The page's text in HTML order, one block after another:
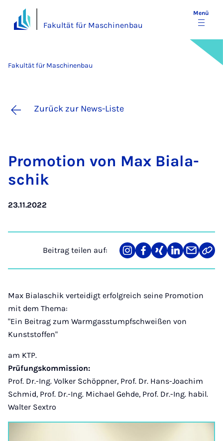
Fakultät für Maschinenbau
Menü
Fakultät für Maschinenbau
Zurück zur News-Liste
Pro­mo­ti­on von Max Bi­a­l­a­
schik
23.11.2022
Beitrag teilen auf:
Teilen
auf
Teilen
auf
Teilen
auf
Teilen
auf
Teilen
über
Mail
Link
Max Bialaschik verteidigt erfolgreich seine Promotion
mit dem Thema:
"Ein Beitrag zum Warmgasstumpfschweißen von
Kunststoffen"
am KTP.
Prüfungskommission:
Prof. Dr.-Ing. Volker Schöppner, Prof. Dr. Hans-Joachim
Schmid, Prof. Dr.-Ing. Michael Gehde, Prof. Dr.-Ing. habil.
Walter Sextro